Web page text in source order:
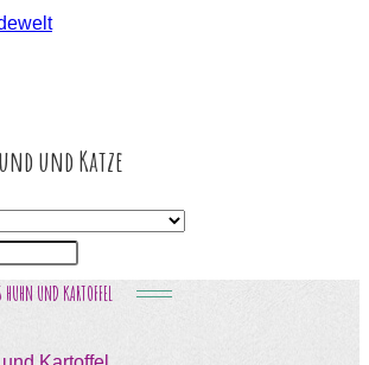
und Katze
UND KARTOFFEL